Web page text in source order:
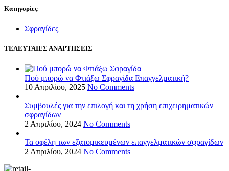
Kατηγορίες
Σφραγίδες
ΤΕΛΕΥΤΑΙΕΣ ΑΝΑΡΤΗΣΕΙΣ
Πού μπορώ να Φτιάξω Σφραγίδα Επαγγελματική?
10 Απριλίου, 2025 No Comments
Συμβουλές για την επιλογή και τη χρήση επιχειρηματικών
σφραγίδων
2 Απριλίου, 2024 No Comments
Τα οφέλη των εξατομικευμένων επαγγελματικών σφραγίδων
2 Απριλίου, 2024 No Comments